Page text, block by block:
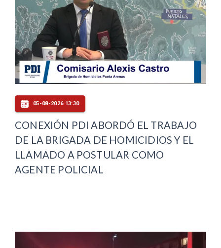
05-08-2026 13:30
CONEXIÓN PDI ABORDÓ EL TRABAJO
DE LA BRIGADA DE HOMICIDIOS Y EL
LLAMADO A POSTULAR COMO
AGENTE POLICIAL